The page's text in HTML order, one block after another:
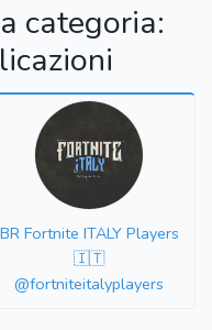
categoria:
BR Fortnite ITALY Players
🇮🇹
@fortniteitalyplayers